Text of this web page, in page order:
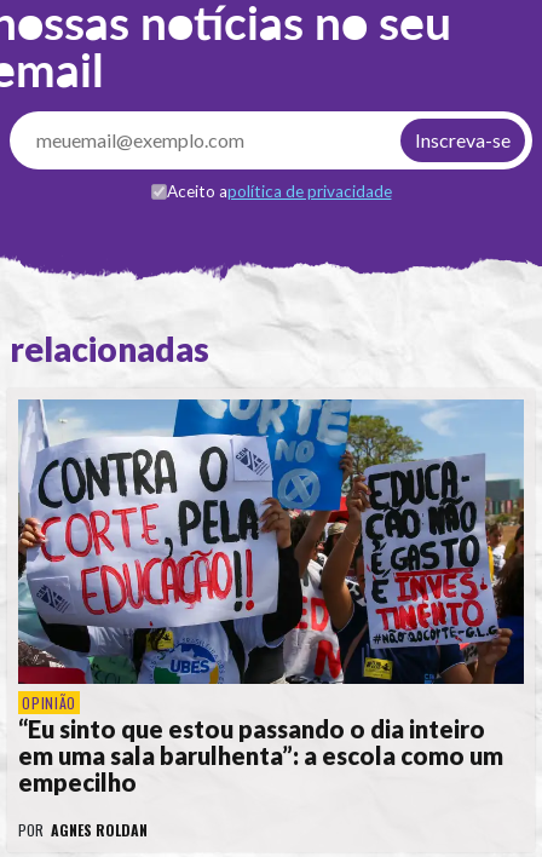
notícias no seu
Aceito apolítica de privacidade
relacionadas
OPINIÃO
“Eu sinto que estou passando o dia inteiro
em uma sala barulhenta”: a escola como um
empecilho
POR AGNES ROLDAN